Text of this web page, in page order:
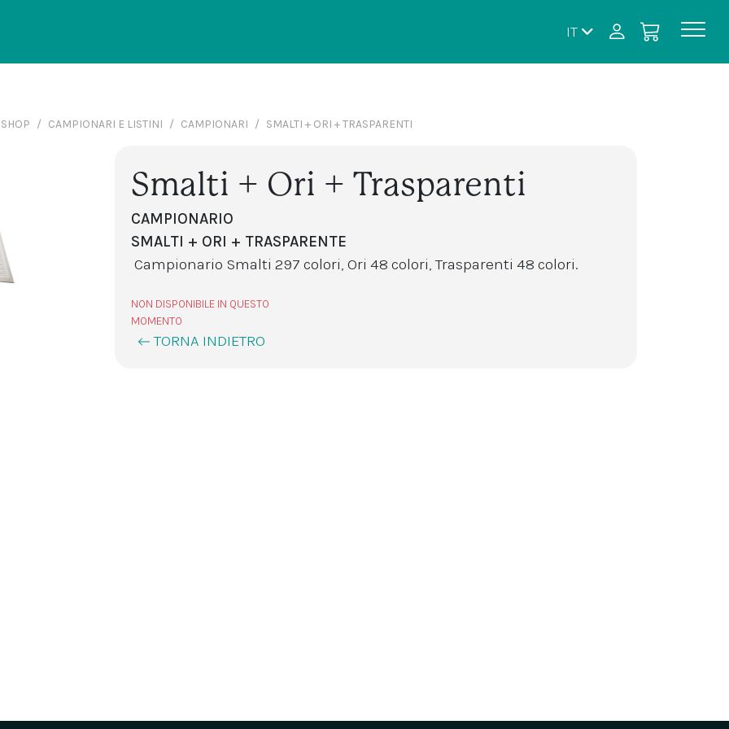
IT
SHOP CAMPIONARI E LISTINI CAMPIONARI SMALTI + ORI + TRASPARENTI
Smalti + Ori + Trasparenti
CAMPIONARIO
SMALTI + ORI + TRASPARENTE
Campionario Smalti 297 colori, Ori 48 colori, Trasparenti 48 colori.
NON DISPONIBILE IN QUESTO
MOMENTO
TORNA INDIETRO